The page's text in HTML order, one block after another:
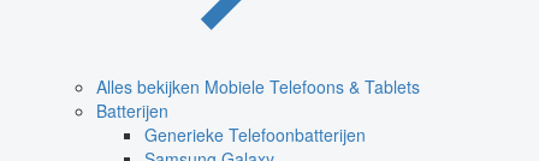
Alles bekijken Mobiele Telefoons & Tablets
Batterijen
Generieke Telefoonbatterijen